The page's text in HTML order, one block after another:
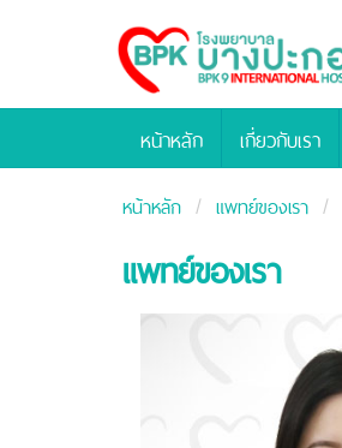
Bangpakok
Hospital
หน้าหลัก เกี่ยวกับเรา
หน้าหลัก แพทย์ของเรา
แพทย์ของเรา